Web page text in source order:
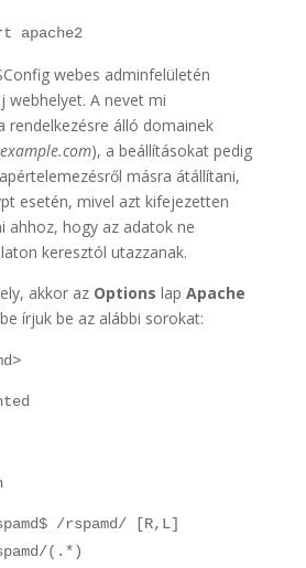
apache2
webes adminfelületén
webhelyet. A nevet mi
rendelkezésre álló domainek
), a beállításokat pedig
másra átállítani,
esetén, mivel azt kifejezetten
ahhoz, hogy az adatok ne
keresztól utazzanak.
akkor az Options lap Apache
írjuk be az alábbi sorokat:
/rspamd/ [R,L]
(.*)